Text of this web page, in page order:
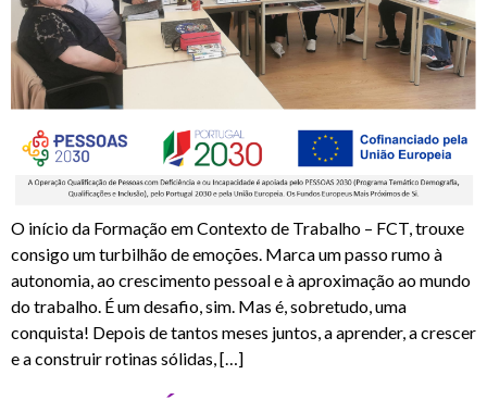
O início da Formação em Contexto de Trabalho – FCT, trouxe
consigo um turbilhão de emoções. Marca um passo rumo à
autonomia, ao crescimento pessoal e à aproximação ao mundo
do trabalho. É um desafio, sim. Mas é, sobretudo, uma
conquista! Depois de tantos meses juntos, a aprender, a crescer
e a construir rotinas sólidas, […]